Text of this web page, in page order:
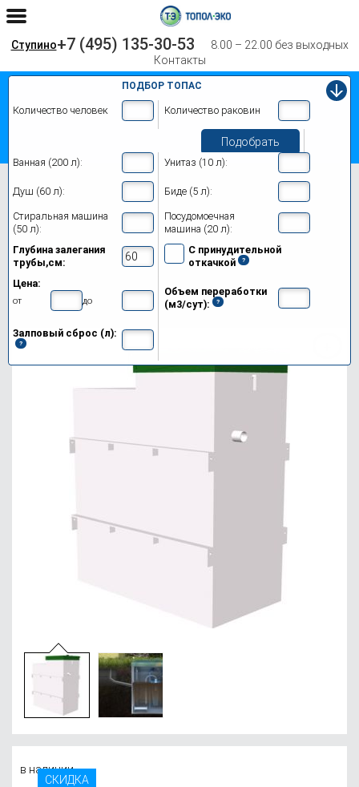
Ступино+7 (495) 135-30-53
8.00 – 22.00 без выходных
Контакты
ПОДБОР ТОПАС
Количество человек Количество раковин
Подобрать
Ванная (200 л): Унитаз (10 л):
Душ (60 л): Биде (5 л):
Стиральная машина
(50 л):
Посудомоечная
машина (20 л):
Глубина залегания
трубы,см:
С принудительной
откачкой
Цена:
от до
Объем переработки
(м3/сут):
Залповый сброс (л):
Септик Топас 12 в Ступино
Модификации
Цены на монтаж
Обслуживание
в наличии
СКИДКА